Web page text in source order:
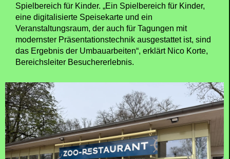
Spielbereich für Kinder. „Ein Spielbereich für Kinder,
eine digitalisierte Speisekarte und ein
Veranstaltungsraum, der auch für Tagungen mit
modernster Präsentationstechnik ausgestattet ist, sind
das Ergebnis der Umbauarbeiten“, erklärt Nico Korte,
Bereichsleiter Besuchererlebnis.